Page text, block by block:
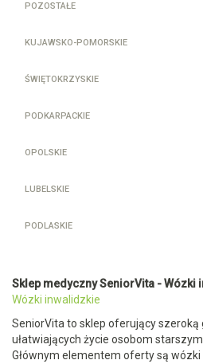
POZOSTAŁE
KUJAWSKO-POMORSKIE
ŚWIĘTOKRZYSKIE
PODKARPACKIE
OPOLSKIE
LUBELSKIE
PODLASKIE
Sklep medyczny SeniorVita - Wózki
Wózki inwalidzkie
SeniorVita to sklep oferujący szeroką
ułatwiających życie osobom
Głównym elementem oferty są